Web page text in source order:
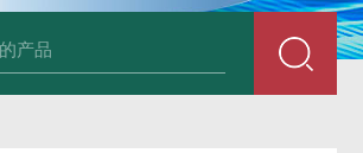
34860-4L-Rsigma 甲醇 67-